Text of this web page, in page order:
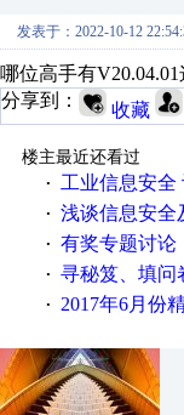
发表于：2022-10-12
哪位高手有
分享到：
收藏
楼主最近还看过
·
工业信息安全
· 浅谈信息安全
· 有奖专题讨论：面对低
· 寻秘笈、填问
· 2017年6月份